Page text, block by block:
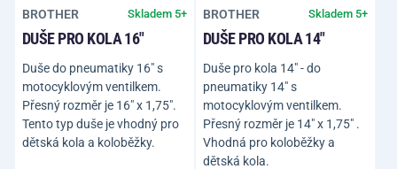
BROTHER Skladem 5+
DUŠE PRO KOLA 16"
Duše do pneumatiky 16" s
motocyklovým ventilkem.
Přesný rozměr je 16" x 1,75".
Tento typ duše je vhodný pro
dětská kola a koloběžky.
BROTHER Skladem 5+
DUŠE PRO KOLA 14"
Duše pro kola 14" - do
pneumatiky 14" s
motocyklovým ventilkem.
Přesný rozměr je 14" x 1,75" .
Vhodná pro koloběžky a
dětská kola.